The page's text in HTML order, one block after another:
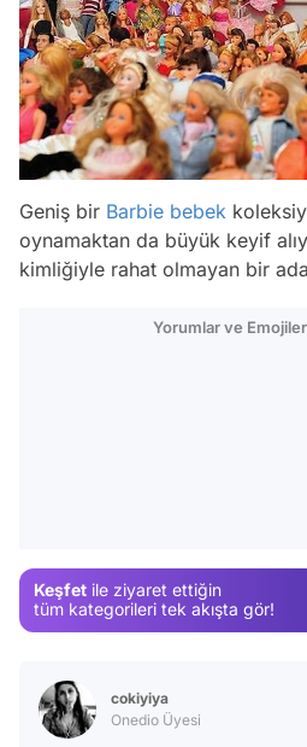
Geniş bir Barbie bebek
oynamaktan da büyük keyif
kimliğiyle rahat olmayan bir
Yorumlar ve Emojiler
Keşfet ile ziyaret ettiğin
tüm kategorileri tek akışta gör!
cokiyiya
Onedio Üyesi